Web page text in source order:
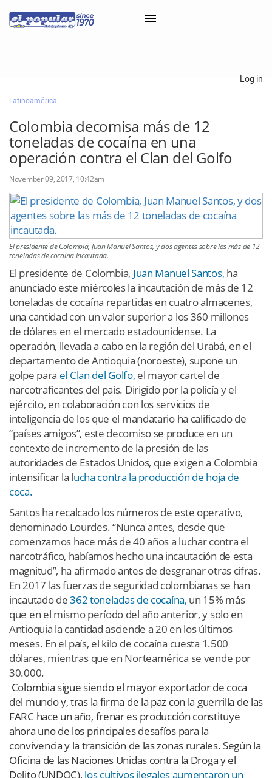
Classifieds
Categorías
Iniciar sesión con Clascal
×
Log in
Latinoamérica
Colombia decomisa más de 12
toneladas de cocaína en una
operación contra el Clan del Golfo
November 09, 2017, 10:42am
El presidente de Colombia, Juan Manuel Santos, y dos agentes sobre las más de 12
toneladas de cocaína incautada.
El presidente de Colombia, Juan Manuel Santos, ha
anunciado este miércoles la incautación de más de 12
toneladas de cocaína repartidas en cuatro almacenes,
una cantidad con un valor superior a los 360 millones
de dólares en el mercado estadounidense. La
operación, llevada a cabo en la región del Urabá, en el
departamento de Antioquia (noroeste), supone un
golpe para el Clan del Golfo, el mayor cartel de
narcotraficantes del país. Dirigido por la policía y el
ejército, en colaboración con los servicios de
inteligencia de los que el mandatario ha calificado de
“países amigos”, este decomiso se produce en un
contexto de incremento de la presión de las
autoridades de Estados Unidos, que exigen a Colombia
intensificar la lucha contra la producción de hoja de
coca.
Santos ha recalcado los números de este operativo,
denominado Lourdes. “Nunca antes, desde que
comenzamos hace más de 40 años a luchar contra el
narcotráfico, habíamos hecho una incautación de esta
magnitud”, ha afirmado antes de desgranar otras cifras.
En 2017 las fuerzas de seguridad colombianas se han
incautado de362 toneladas de cocaína, un 15% más
que en el mismo período del año anterior, y solo en
Antioquia la cantidad asciende a 20 en los últimos
meses. En el país, el kilo de cocaína cuesta 1.500
dólares, mientras que en Norteamérica se vende por
30.000.
Colombia sigue siendo el mayor exportador de coca
del mundo y, tras la firma de la paz con la guerrilla de las
FARC hace un año, frenar es producción constituye
ahora uno de los principales desafíos para la
convivencia y la transición de las zonas rurales. Según la
Oficina de las Naciones Unidas contra la Droga y el
Delito (UNDOC), los cultivos ilegales aumentaron un